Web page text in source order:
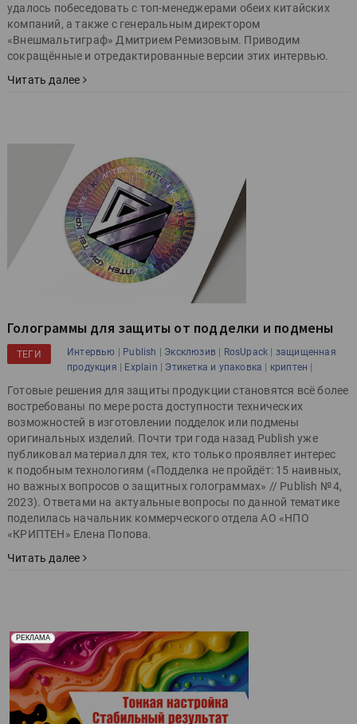
удалось побеседовать с топ-менеджерами обеих китайских
компаний, а также с генеральным директором
«Внешмальтиграф» Дмитрием Ремизовым. Приводим
сокращённые и отредактированные версии этих интервью.
Читать далее
Голограммы для защиты от подделки и подмены
ТЕГИ Интервью | Publish | Эксклюзив | RosUpack | защищенная
продукция | Explain | Этикетка и упаковка | криптен |
Готовые решения для защиты продукции становятся всё более
востребованы по мере роста доступности технических
возможностей в изготовлении подделок или подмены
оригинальных изделий. Почти три года назад Publish уже
публиковал материал для тех, кто только проявляет интерес
к подобным технологиям («Подделка не пройдёт: 15 наивных,
но важных вопросов о защитных голограммах» // Publish № 4,
2023). Ответами на актуальные вопросы по данной тематике
поделилась начальник коммерческого отдела АО «НПО
«КРИПТЕН» Елена Попова.
Читать далее
РЕКЛАМА
Реклама. Рекламодатель ООО "Передовые Системы
Печати" erid: 2SDnjd2d4Qz